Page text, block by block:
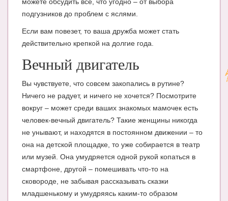
подгузников до проблем с яслями.
Если вам повезет, то ваша дружба может стать
действительно крепкой на долгие года.
Вечный двигатель
Вы чувствуете, что совсем закопались в рутине?
Ничего не радует, и ничего не хочется? Посмотрите
вокруг – может среди ваших знакомых мамочек есть
человек-вечный двигатель? Такие женщины никогда
не унывают, и находятся в постоянном движении – то
она на детской площадке, то уже собирается в театр
или музей. Она умудряется одной рукой копаться в
смартфоне, другой – помешивать что-то на
сковороде, не забывая рассказывать сказки
младшенькому и умудряясь каким-то образом